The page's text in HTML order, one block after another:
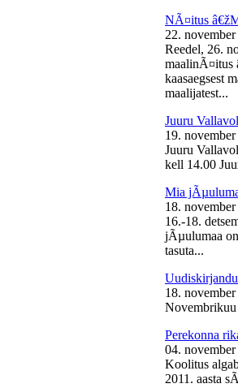
NÃ¤itus
22.
Reedel, 26.
maalinÃ¤itus
kaasaegsest
maalijatest...
Juuru
19.
Juuru
kell 14.00
Mia
18.
16.-18.
jÃµulumaa
tasuta...
18.
Novembrikuu
Perekonna
04.
Koolitus
2011. aasta